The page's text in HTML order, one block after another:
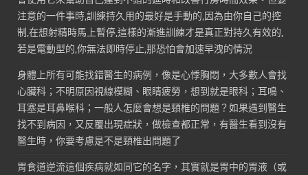
注意的一件事時,訓練持久用的最好是手動的,因為由你自己的控
制,在想射精時馬上暫停,這樣的漸進訓練才是真正對持久有效的,
若是電動型的,你無法即時停止,那恐怕會加速早洩的情況
身體上所有可能找錯醫生的病例，像是心悸胸悶，大多數人會找
心臟科；不明原因視線模糊、眼睛疲勞，想到就是眼科；耳鳴、
耳塞是耳鼻喉科；一般人怎麼會想是頸椎的問題？如果遇到醫生
找不到病因，又反覆出現症狀，做檢查都正常，有醫生看到沒有
醫生時，你要考慮是不是頸椎出問題了
胃食道逆流這個疾病就如同它的名字，其實就是胃中的胃液（或